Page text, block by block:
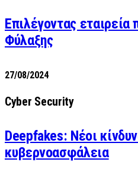
Επιλέγοντας
Φύλαξης
27/08/2024
Cyber Security
Deepfakes: Νέοι
κυβερνοασφάλεια